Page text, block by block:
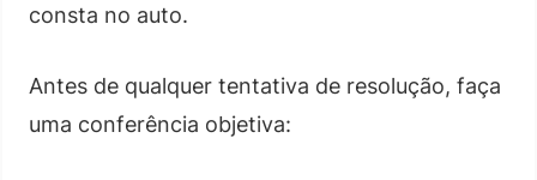
consta no auto.
Antes de qualquer tentativa de resolução, faça
uma conferência objetiva: